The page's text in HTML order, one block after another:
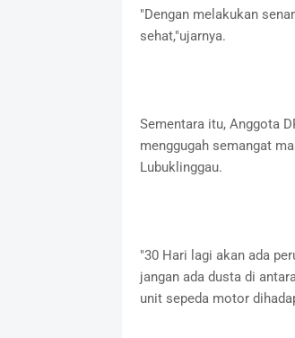
"Dengan melakukan
sehat,"ujarnya.
Sementara itu, Anggota
menggugah semangat
Lubuklinggau.
"30 Hari lagi akan ada
jangan ada dusta di
unit sepeda motor